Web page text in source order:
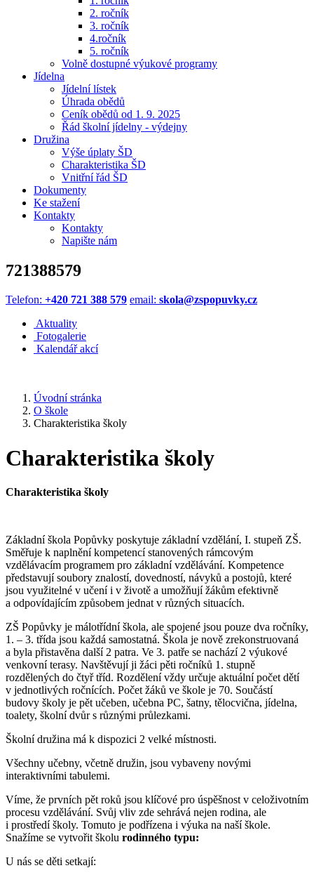
2. ročník
3. ročník
4.ročník
5. ročník
Volně dostupné výukové programy
Jídelna
Jídelní lístek
Úhrada obědů
Ceník obědů od 1. 9. 2025
Řád školní jídelny - výdejny
Družina
Výše úplaty ŠD
Charakteristika ŠD
Vnitřní řád ŠD
Dokumenty
Ke stažení
Kontakty
Kontakty
Napište nám
721388579
Telefon: +420 721 388 579 email: skola@zspopuvky.cz
Aktuality
Fotogalerie
Kalendář akcí
Úvodní stránka
O škole
Charakteristika školy
Charakteristika školy
Charakteristika školy
Základní škola Popůvky poskytuje základní vzdělání, I. stupeň ZŠ.
Směřuje k naplnění kompetencí stanovených rámcovým
vzdělávacím programem pro základní vzdělávání. Kompetence
představují soubory znalostí, dovedností, návyků a postojů, které
jsou využitelné v učení i v životě a umožňují žákům efektivně
a odpovídajícím způsobem jednat v různých situacích.
ZŠ Popůvky je málotřídní škola, ale spojené jsou pouze dva ročníky,
1. – 3. třída jsou každá samostatná. Škola je nově zrekonstruovaná
a byla přistavěna další 2 patra. Ve 3. patře se nachází 2 výukové
venkovní terasy. Navštěvují ji žáci pěti ročníků 1. stupně
rozdělených do čtyř tříd. Rozdělení vždy určuje aktuální počet dětí
v jednotlivých ročnících. Počet žáků ve škole je 70. Součástí
budovy školy je pět učeben, učebna PC, šatny, tělocvična, jídelna,
toalety, školní dvůr s různými průlezkami.
Školní družina má k dispozici 2 velké místnosti.
Všechny učebny, včetně družin, jsou vybaveny novými
interaktivními tabulemi.
Víme, že prvních pět roků jsou klíčové pro úspěšnost v celoživotním
procesu vzdělávání. Svůj vliv zde sehrává nejen rodina, ale
i prostředí školy. Tomuto je podřízena i výuka na naší škole.
Snažíme se vytvořit školu rodinného typu:
U nás se děti setkají: